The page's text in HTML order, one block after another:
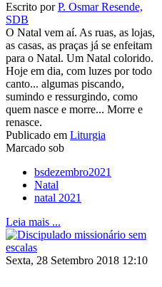
Escrito porP. Osmar Resende,
SDB
O Natal vem aí. As ruas, as lojas,
as casas, as praças já se enfeitam
para o Natal. Um Natal colorido.
Hoje em dia, com luzes por todo
canto... algumas piscando,
sumindo e ressurgindo, como
quem nasce e morre... Morre e
renasce.
Publicado em Liturgia
Marcado sob
bsdezembro2021
Natal
natal 2021
Leia mais ...
Sexta, 28 Setembro 2018 12:10